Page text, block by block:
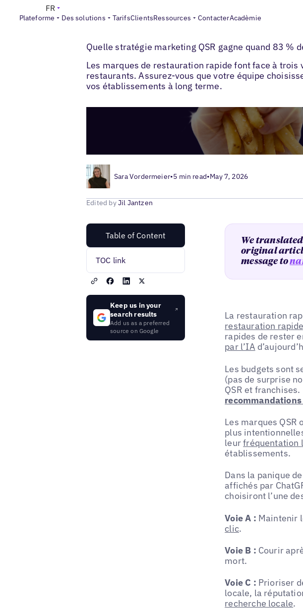
Plateforme Des solutions TarifsClientsRessources ContacterAcadèmie
FR
Blogs> Stratégie de marketing local>
Quelle stratégie marketing QSR gagne quand 83 %
Les marques de restauration rapide font face à
restaurants. Assurez-vous que votre équipe
vos établissements à long terme.
Sara Vordermeier•5 min read•May 7, 2026
Edited byJil Jantzen
Table of Content
TOC link
Keep us in your
search results
Add us as a preferred
source on Google
We
original
message to
La restauration
restauration
rapides de rester
par l’IA
Les budgets sont
(pas de surprise
QSR et
Les marques
plus
leurfréquentation
établissements.
Dans la panique
affichés par
choisiront l’une
Voie A : Maintenir
clic.
Voie B : Courir
mort.
Voie C : Prioriser
locale, la
recherche locale.